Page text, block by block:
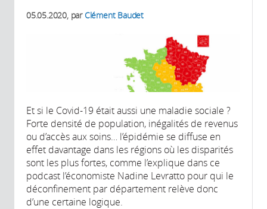
05.05.2020, parClément Baudet
Et si le Covid-19 était aussi une maladie sociale ?
Forte densité de population, inégalités de revenus
ou d’accès aux soins… l’épidémie se diffuse en
effet davantage dans les régions où les disparités
sont les plus fortes, comme l’explique dans ce
podcast l’économiste Nadine Levratto pour qui le
déconfinement par département relève donc
d’une certaine logique.